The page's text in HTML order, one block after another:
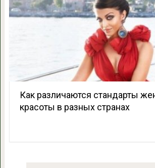
Как различаются стандарты
красоты в разных странах